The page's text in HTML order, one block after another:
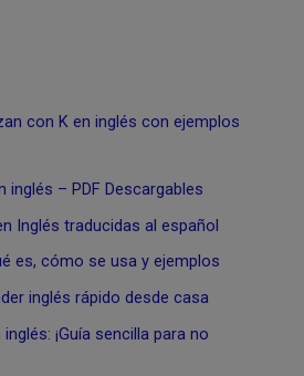
con K en inglés con ejemplos
inglés – PDF Descargables
Inglés traducidas al español
es, cómo se usa y ejemplos
inglés rápido desde casa
¡Guía sencilla para no